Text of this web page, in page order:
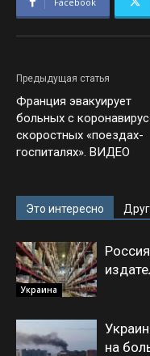
Предыдущая статья
Франция эвакуирует
больных с
скоростных «поездах-
госпиталях». ВИДЕО
Это интересно
Украина
на